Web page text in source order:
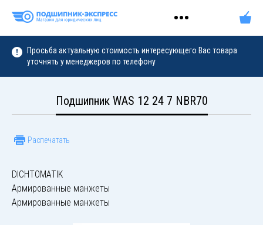
Просьба актуальную стоимость интересующего Вас товара
уточнять у менеджеров по телефону
Подшипник WAS 12 24 7 NBR70
Распечатать
DICHTOMATIK
Армированные манжеты
Армированные манжеты